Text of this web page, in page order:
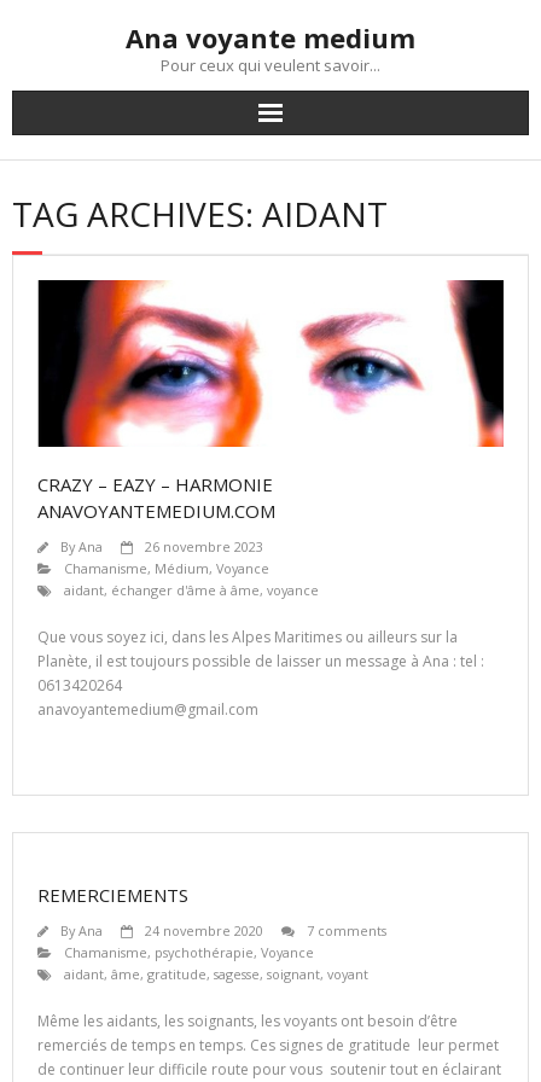
Ana voyante medium
Pour ceux qui veulent savoir...
TAG ARCHIVES: AIDANT
CRAZY – EAZY – HARMONIE
ANAVOYANTEMEDIUM.COM
ByAna
26 novembre 2023
Chamanisme, Médium, Voyance
aidant, échanger d'âme à âme, voyance
Que vous soyez ici, dans les Alpes Maritimes ou ailleurs sur la
Planète, il est toujours possible de laisser un message à Ana : tel :
0613420264
anavoyantemedium@gmail.com
REMERCIEMENTS
ByAna 24 novembre 2020
7 comments
Chamanisme, psychothérapie, Voyance
aidant, âme, gratitude, sagesse, soignant, voyant
Même les aidants, les soignants, les voyants ont besoin d’être
remerciés de temps en temps. Ces signes de gratitude leur permet
de continuer leur difficile route pour vous soutenir tout en éclairant